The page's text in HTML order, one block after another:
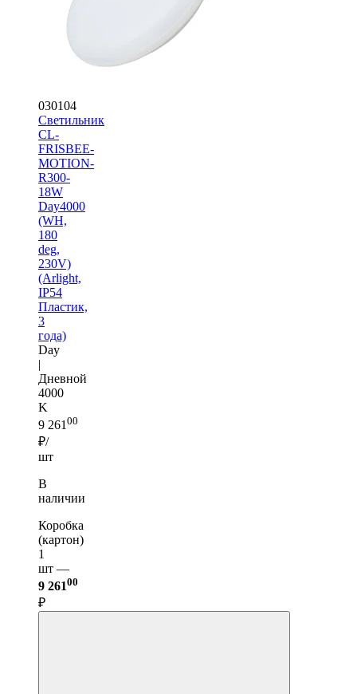
030104
Светильник
CL-
FRISBEE-
MOTION-
R300-
18W
Day4000
(WH,
180
deg,
230V)
(Arlight,
IP54
Пластик,
3
года)
Day
|
Дневной
4000
K
9 261 00
₽/
шт
В
наличии
Коробка
(картон)
1
шт —
9 26100
₽